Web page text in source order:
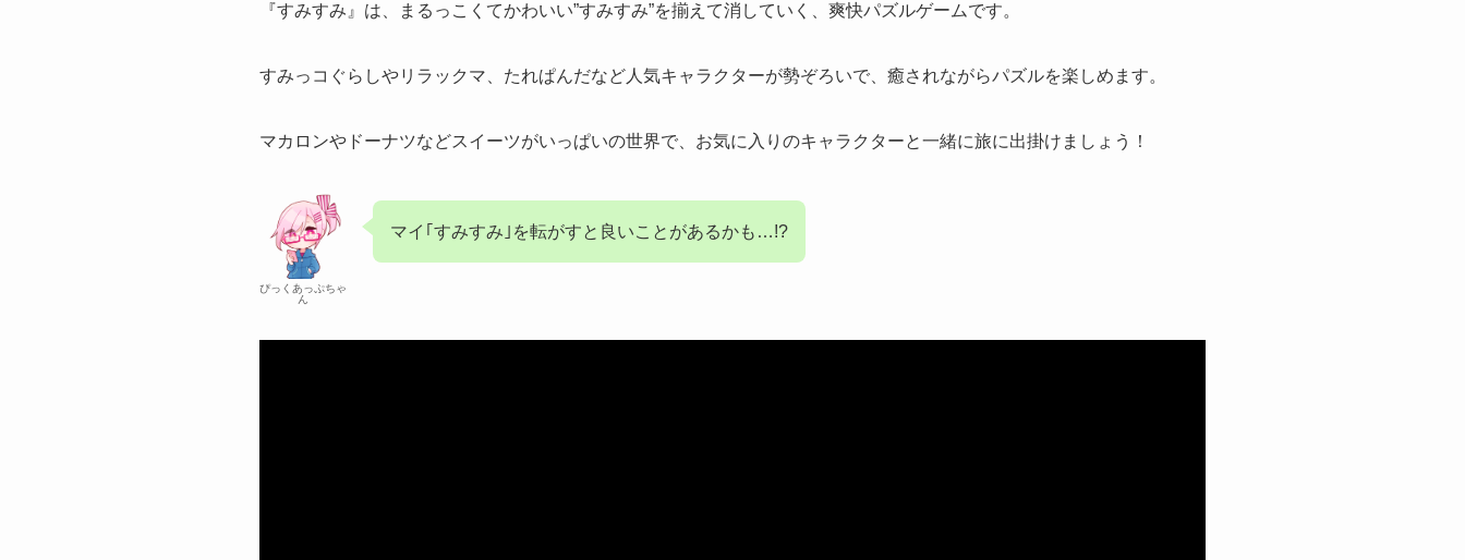
『すみすみ』は、まるっこくてかわいい”すみすみ”を揃えて消していく、爽快パズルゲームです。
すみっコぐらしやリラックマ、たれぱんだなど人気キャラクターが勢ぞろいで、癒されながらパズルを楽しめます。
マカロンやドーナツなどスイーツがいっぱいの世界で、お気に入りのキャラクターと一緒に旅に出掛けましょう！
ぴっくあっぷちゃ
ん
マイ｢すみすみ｣を転がすと良いことがあるかも…!?